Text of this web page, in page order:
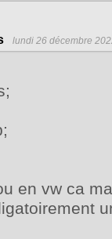
lundi 26 décembre
en vw ca